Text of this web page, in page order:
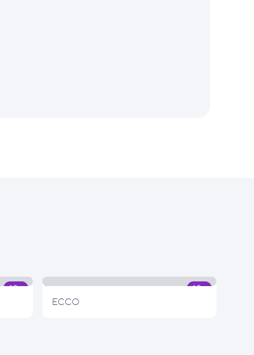
ECCO